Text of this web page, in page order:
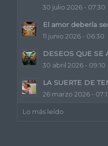
30 julio 2026 - 07:30
El amor debería
11 junio 2026 - 06:30
DESEOS QUE
30 abril 2026 - 09:10
LA SUERTE DE
26 marzo 2026 -
Lo más leído